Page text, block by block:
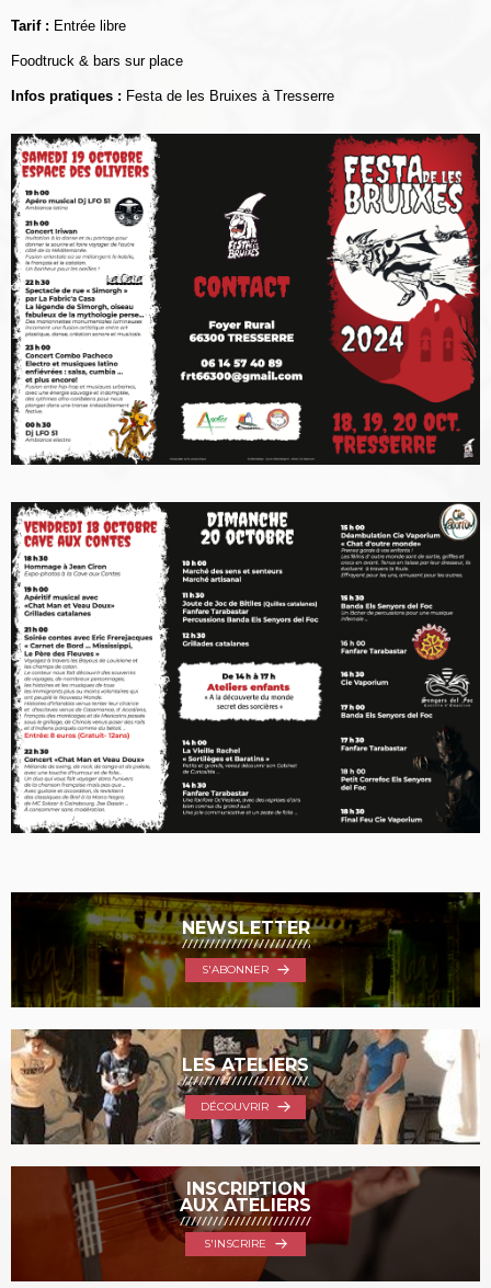
Tarif : Entrée libre
Foodtruck & bars sur place
Infos pratiques : Festa de les Bruixes à Tresserre
NEWSLETTER
S'ABONNER
LES ATELIERS
DÉCOUVRIR
INSCRIPTION
AUX ATELIERS
S'INSCRIRE